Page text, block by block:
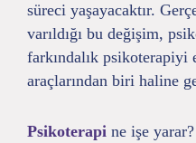
süreci yaşayacaktır.
varıldığı bu değişim,
farkındalık
araçlarından biri haline
Psikoterapi ne işe